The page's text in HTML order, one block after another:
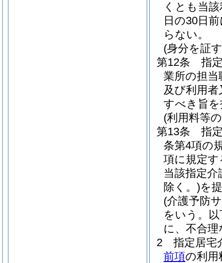
くとも当
日の30日
らない。
(身分を証
第12条
指
業所の担
及び利用
すべき旨
(利用料等
第13条
指
条第4項の
項に規定
当該指定
除く。)を
(介護予防
をいう。
に、不合
2
指定居宅
前項の利用